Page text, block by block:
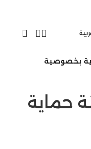
حماية